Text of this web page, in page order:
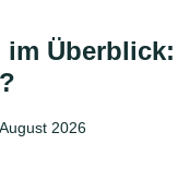
im Überblick:
2026